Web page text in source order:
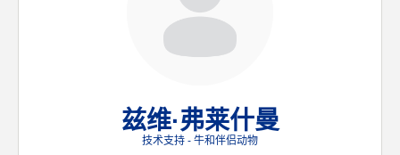
兹维·弗莱什曼
技术支持 - 牛和伴侣动物